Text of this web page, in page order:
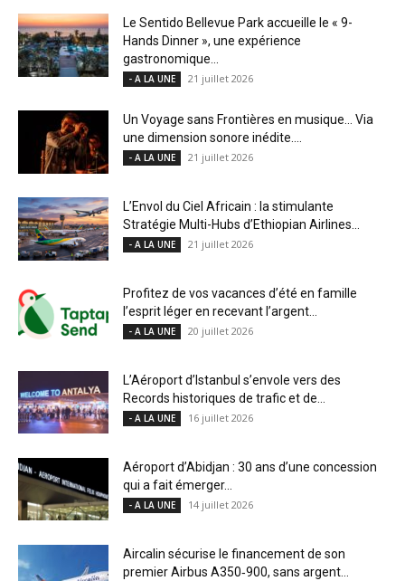
Le Sentido Bellevue Park accueille le « 9-
Hands Dinner », une expérience
gastronomique...
- A LA UNE 21 juillet 2026
Un Voyage sans Frontières en musique… Via
une dimension sonore inédite....
- A LA UNE 21 juillet 2026
L’Envol du Ciel Africain : la stimulante
Stratégie Multi-Hubs d’Ethiopian Airlines...
- A LA UNE 21 juillet 2026
Profitez de vos vacances d’été en famille
l’esprit léger en recevant l’argent...
- A LA UNE 20 juillet 2026
L’Aéroport d’Istanbul s’envole vers des
Records historiques de trafic et de...
- A LA UNE 16 juillet 2026
Aéroport d’Abidjan : 30 ans d’une concession
qui a fait émerger...
- A LA UNE 14 juillet 2026
Aircalin sécurise le financement de son
premier Airbus A350‑900, sans argent...